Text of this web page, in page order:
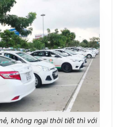
không ngại thời tiết thì với